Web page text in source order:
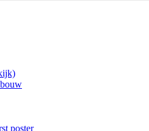
poster